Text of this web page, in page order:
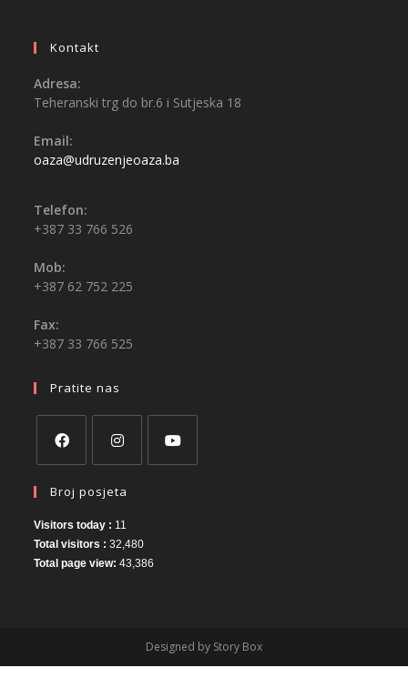
Kontakt
Adresa:
Teheranski trg do br.6 i Sutjeska 18
Email:
oaza@udruzenjeoaza.ba
Telefon:
+387 33 766 526
Mob:
+387 62 752 225
Fax:
+387 33 766 525
Pratite nas
Broj posjeta
Visitors today : 11
Total visitors :32,480
Total page view:43,386
Designed by Story Box